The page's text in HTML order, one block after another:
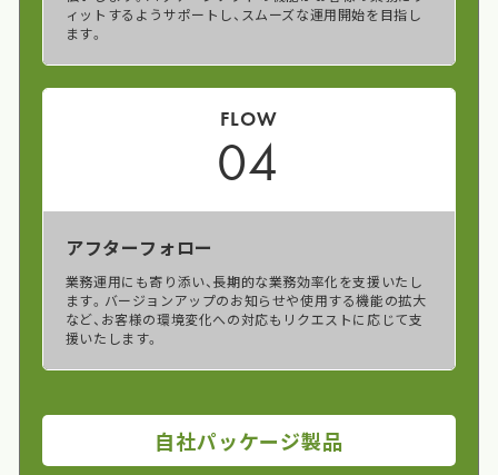
ィットするようサポートし、スムーズな運用開始を目指し
ます。
FLOW
04
アフターフォロー
業務運用にも寄り添い、長期的な業務効率化を支援いたし
ます。バージョンアップのお知らせや使用する機能の拡大
など、お客様の環境変化への対応もリクエストに応じて支
援いたします。
自社パッケージ製品